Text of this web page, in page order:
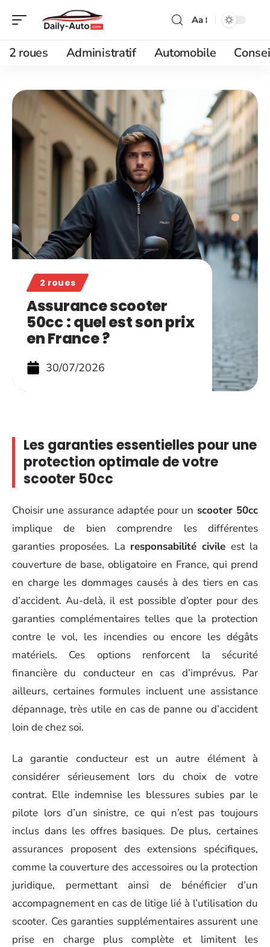
Aa
2 roues Administratif Automobile
2 roues
Assurance scooter
50cc : quel est son prix
en France ?
30/07/2026
Les garanties essentielles pour une
protection optimale de votre
scooter 50cc
Choisir une assurance adaptée pour un scooter 50cc
implique de bien comprendre les différentes
garanties proposées. La responsabilité civile est la
couverture de base, obligatoire en France, qui prend
en charge les dommages causés à des tiers en cas
d’accident. Au-delà, il est possible d’opter pour des
garanties complémentaires telles que la protection
contre le vol, les incendies ou encore les dégâts
matériels. Ces options renforcent la sécurité
financière du conducteur en cas d’imprévus. Par
ailleurs, certaines formules incluent une assistance
dépannage, très utile en cas de panne ou d’accident
loin de chez soi.
La garantie conducteur est un autre élément à
considérer sérieusement lors du choix de votre
contrat. Elle indemnise les blessures subies par le
pilote lors d’un sinistre, ce qui n’est pas toujours
inclus dans les offres basiques. De plus, certaines
assurances proposent des extensions spécifiques,
comme la couverture des accessoires ou la protection
juridique, permettant ainsi de bénéficier d’un
accompagnement en cas de litige lié à l’utilisation du
scooter. Ces garanties supplémentaires assurent une
prise en charge plus complète et limitent les